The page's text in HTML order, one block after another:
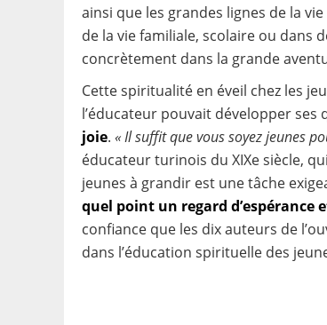
ainsi que les grandes lignes de la
de la vie familiale, scolaire ou dans
concrètement dans la grande
Cette spiritualité en éveil chez les
l’éducateur pouvait développer ses
joie. « Il suffit que vous soyez jeunes
éducateur turinois du XIXe siècle,
jeunes à grandir est une tâche
quel point un regard d’espérance
confiance que les dix auteurs de
dans l’éducation spirituelle des